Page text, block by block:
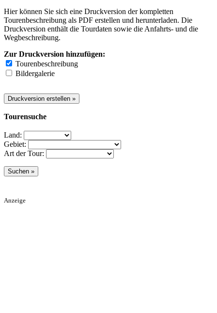
Hier können Sie sich eine Druckversion der kompletten
Tourenbeschreibung als PDF erstellen und herunterladen. Die
Druckversion enthält die Tourdaten sowie die Anfahrts- und die
Wegbeschreibung.
Zur Druckversion hinzufügen:
Tourenbeschreibung
Bildergalerie
Tourensuche
Land:
Gebiet:
Art der Tour:
Anzeige